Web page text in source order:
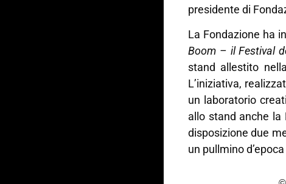
presidente di
La Fondazione ha
Boom – il Festival
stand allestito
L’iniziativa,
un laboratorio
allo stand anche la
disposizione due
un pullmino